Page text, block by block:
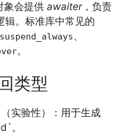
象会提供 awaiter，负责
辑。标准库中常见的
、
。
类型
实验性）：用于生成
。